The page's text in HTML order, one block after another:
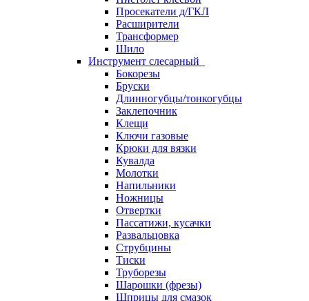
Просекатели д/ГКЛ
Расширители
Трансформер
Шило
Инструмент слесарный
Бокорезы
Бруски
Длинногубцы/тонкогубцы
Заклепочник
Клещи
Ключи газовые
Крюки для вязки
Кувалда
Молотки
Напильники
Ножницы
Отвертки
Пассатижи, кусачки
Развальцовка
Струбцины
Тиски
Труборезы
Шарошки (фрезы)
Шприцы для смазок